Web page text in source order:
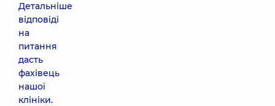
Детальніше
відповіді
на
питання
дасть
фахівець
нашої
клініки.